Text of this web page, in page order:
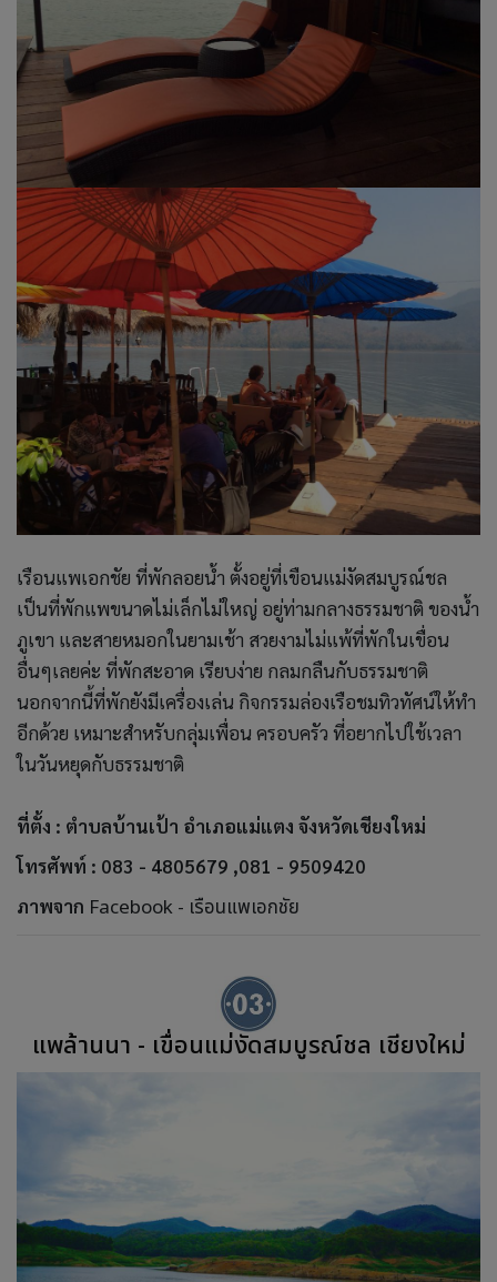
เรือนแพเอกชัย ที่พักลอยน้ำ ตั้งอยู่ที่เขือนแม่งัดสมบูรณ์ชล
เป็นที่พักแพขนาดไม่เล็กไม่ใหญ่ อยู่ท่ามกลางธรรมชาติ ของน้ำ
ภูเขา และสายหมอกในยามเช้า สวยงามไม่แพ้ที่พักในเขื่อน
อื่นๆเลยค่ะ ที่พักสะอาด เรียบง่าย กลมกลืนกับธรรมชาติ
นอกจากนี้ที่พักยังมีเครื่องเล่น กิจกรรมล่องเรือชมทิวทัศน์ให้ทำ
อีกด้วย เหมาะสำหรับกลุ่มเพื่อน ครอบครัว ที่อยากไปใช้เวลา
ในวันหยุดกับธรรมชาติ
ที่ตั้ง : ตำบลบ้านเป้า อำเภอแม่แตง จังหวัดเชียงใหม่
โทรศัพท์ : 083 - 4805679 ,081 - 9509420
ภาพจาก Facebook - เรือนแพเอกชัย
แพล้านนา - เขื่อนแม่งัดสมบูรณ์ชล เชียงใหม่